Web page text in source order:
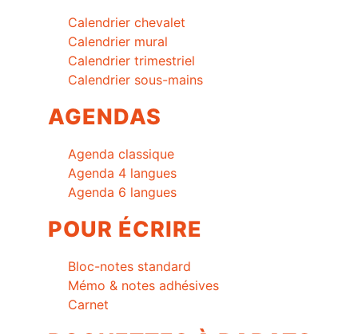
Calendrier chevalet
Calendrier mural
Calendrier trimestriel
Calendrier sous-mains
AGENDAS
Agenda classique
Agenda 4 langues
Agenda 6 langues
POUR ÉCRIRE
Bloc-notes standard
Mémo & notes adhésives
Carnet